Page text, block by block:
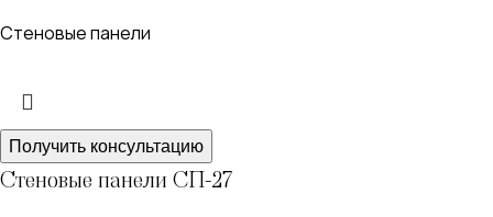
Стеновые панели
Получить консультацию
Стеновые панели СП-27